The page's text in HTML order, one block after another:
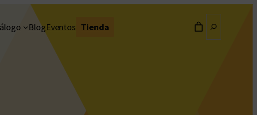
BlogEventos Tienda